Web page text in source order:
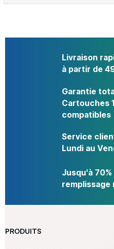
Livraison
à partir de
Garantie
Cartouches
compatibles
Service
Lundi au
Jusqu'à
remplissage
PRODUITS